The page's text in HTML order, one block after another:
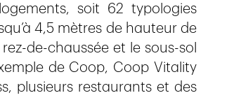
soit 62 typologies
4,5 mètres de hauteur de
de-chaussée et le sous-sol
de Coop, Coop Vitality
plusieurs restaurants et des